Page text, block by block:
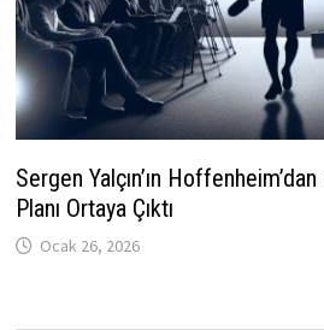
Sergen Yalçın’ın
Planı Ortaya Çıktı
Ocak 26, 2026